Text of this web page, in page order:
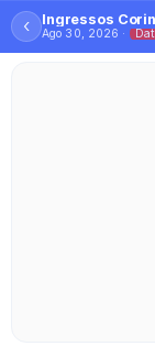
‹ Ingressos
Ago 30, 2026 ·